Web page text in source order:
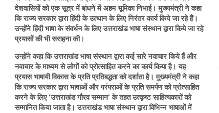
देशवासियों को एक सूत्र में बांधने में अहम भूमिका निभाई। मुख्यमंत्री ने कहा
कि राज्य सरकार द्वारा हिंदी के उत्थान के लिए निरंतर कार्य किये जा रहे हैं।
उन्होंने हिंदी भाषा के संवर्धन के लिए उत्तराखंड भाषा संस्थान द्वारा किये जा रहे
प्रयासों की भी सराहना की।
उन्होंने कहा कि उत्तराखंड भाषा संस्थान द्वारा कई सारे नवाचार किये हैं और
नवाचार के माध्यम से लोगों को प्रोत्साहित करने का कार्य किया है। यह
प्रयास भाषायी विकास के प्रति प्रतिबद्धता को दर्शाता है। मुख्यमंत्री ने कहा
कि राज्य सरकार द्वारा भाषाओं और परंपराओं के प्रति समर्पण को प्रोत्साहित
करने के लिए ’उत्तराखंड गौरव सम्मान’ के तहत उत्कृष्ट साहित्यकारों को
सम्मानित किया जाता है। उत्तराखंड भाषा संस्थान द्वारा विभिन्न भाषाओं में